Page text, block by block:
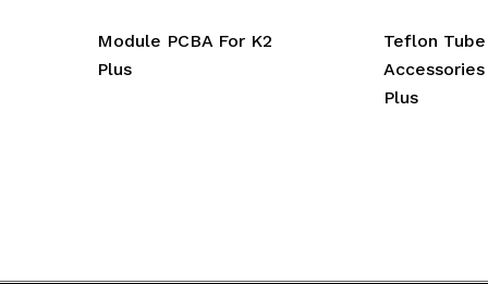
Module PCBA For K2
Plus
Teflon Tube
Plus